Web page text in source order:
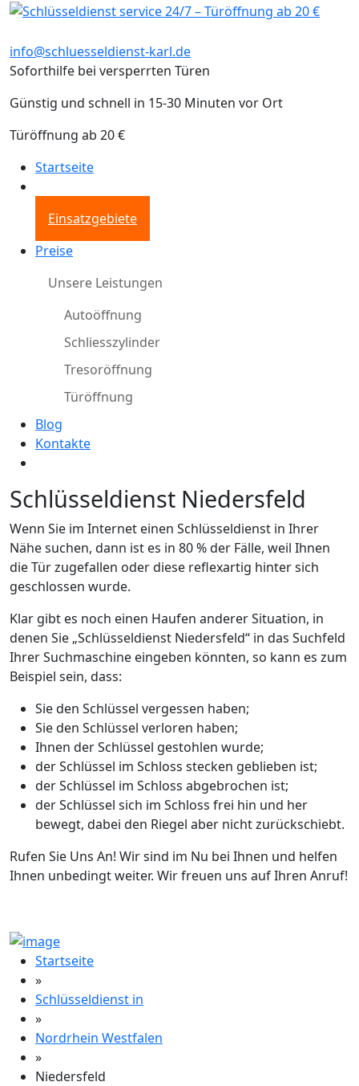
info@schluesseldienst-karl.de
Soforthilfe bei versperrten Türen
Günstig und schnell in 15-30 Minuten vor Ort
Türöffnung ab 20 €
Startseite
Einsatzgebiete
Preise
Unsere Leistungen
Autoöffnung
Schliesszylinder
Tresoröffnung
Türöffnung
Blog
Kontakte
Schlüsseldienst Niedersfeld
Wenn Sie im Internet einen Schlüsseldienst in Ihrer
Nähe suchen, dann ist es in 80 % der Fälle, weil Ihnen
die Tür zugefallen oder diese reflexartig hinter sich
geschlossen wurde.
Klar gibt es noch einen Haufen anderer Situation, in
denen Sie „Schlüsseldienst Niedersfeld“ in das Suchfeld
Ihrer Suchmaschine eingeben könnten, so kann es zum
Beispiel sein, dass:
Sie den Schlüssel vergessen haben;
Sie den Schlüssel verloren haben;
Ihnen der Schlüssel gestohlen wurde;
der Schlüssel im Schloss stecken geblieben ist;
der Schlüssel im Schloss abgebrochen ist;
der Schlüssel sich im Schloss frei hin und her
bewegt, dabei den Riegel aber nicht zurückschiebt.
Rufen Sie Uns An! Wir sind im Nu bei Ihnen und helfen
Ihnen unbedingt weiter. Wir freuen uns auf Ihren Anruf!
Startseite
»
Schlüsseldienst in
»
Nordrhein Westfalen
»
Niedersfeld